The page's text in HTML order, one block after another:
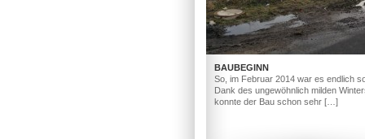
BAUBEGINN
So, im Februar 2014 war es endlich
Dank des ungewöhnlich milden
konnte der Bau schon sehr […]